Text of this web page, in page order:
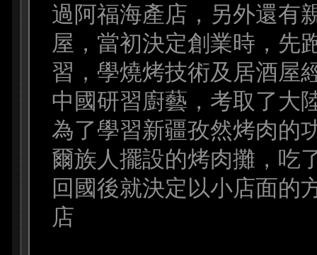
過阿福海產店，另外還有
屋，當初決定創業時，先
習，學燒烤技術及居酒屋
中國研習廚藝，考取了大
為了學習新疆孜然烤肉的
爾族人擺設的烤肉攤，吃
回國後就決定以小店面的
店